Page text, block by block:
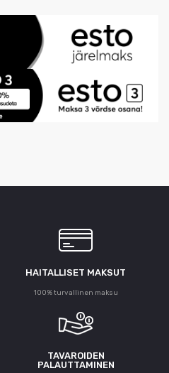
HAITALLISET MAKSUT
100% turvallinen maksu
TAVAROIDEN
PALAUTTAMINEN